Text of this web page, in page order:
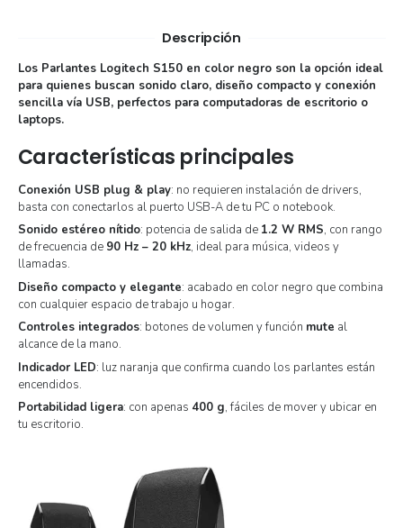
Descripción
Los Parlantes Logitech S150 en color negro son la opción ideal
para quienes buscan sonido claro, diseño compacto y conexión
sencilla vía USB, perfectos para computadoras de escritorio o
laptops.
Características principales
Conexión USB plug & play: no requieren instalación de drivers,
basta con conectarlos al puerto USB-A de tu PC o notebook.
Sonido estéreo nítido: potencia de salida de 1.2 W RMS, con rango
de frecuencia de 90 Hz – 20 kHz, ideal para música, videos y
llamadas.
Diseño compacto y elegante: acabado en color negro que combina
con cualquier espacio de trabajo u hogar.
Controles integrados: botones de volumen y función mute al
alcance de la mano.
Indicador LED: luz naranja que confirma cuando los parlantes están
encendidos.
Portabilidad ligera: con apenas 400 g, fáciles de mover y ubicar en
tu escritorio.